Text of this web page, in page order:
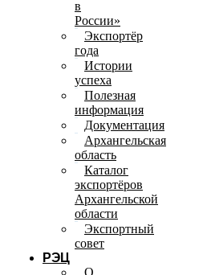
в
России»
Экспортёр
года
Истории
успеха
Полезная
информация
Документация
Архангельская
область
Каталог
экспортёров
Архангельской
области
Экспортный
совет
РЭЦ
О